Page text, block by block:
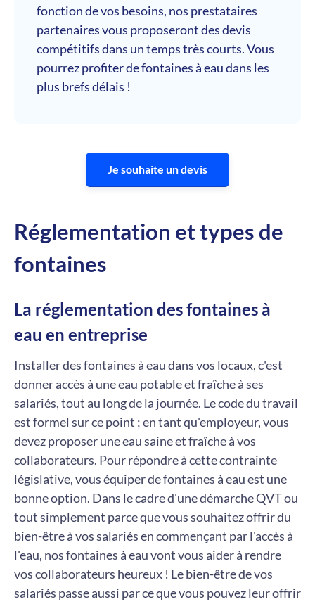
fonction de vos besoins, nos prestataires
partenaires vous proposeront des devis
compétitifs dans un temps très courts. Vous
pourrez profiter de fontaines à eau dans les
plus brefs délais !
Je souhaite un devis
Réglementation et types de
fontaines
La réglementation des fontaines à
eau en entreprise
Installer des fontaines à eau dans vos locaux, c'est
donner accès à une eau potable et fraîche à ses
salariés, tout au long de la journée. Le code du travail
est formel sur ce point ; en tant qu'employeur, vous
devez proposer une eau saine et fraîche à vos
collaborateurs. Pour répondre à cette contrainte
législative, vous équiper de fontaines à eau est une
bonne option. Dans le cadre d'une démarche QVT ou
tout simplement parce que vous souhaitez offrir du
bien-être à vos salariés en commençant par l'accès à
l'eau, nos fontaines à eau vont vous aider à rendre
vos collaborateurs heureux ! Le bien-être de vos
salariés passe aussi par ce que vous pouvez leur offrir